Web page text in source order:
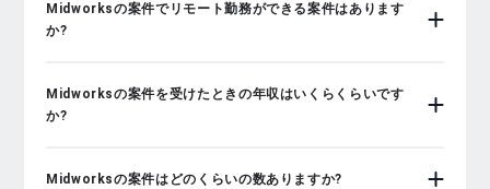
Midworksの案件でリモート勤務ができる案件はあります
か?
Midworksの案件を受けたときの年収はいくらくらいです
か?
Midworksの案件はどのくらいの数ありますか?